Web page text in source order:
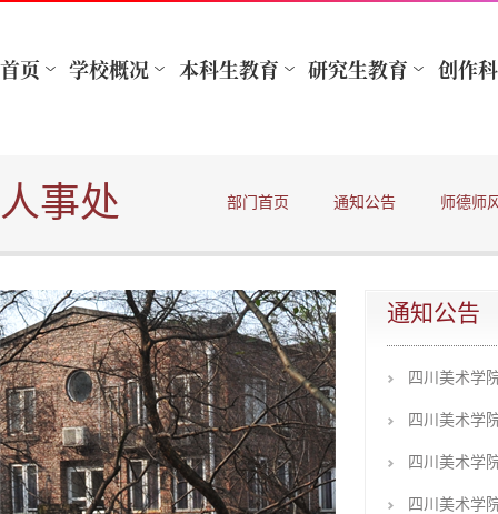
人事处 部门首页 通知公告 师德师
通知公告
四川美术学
四川美术学
四川美术学
四川美术学